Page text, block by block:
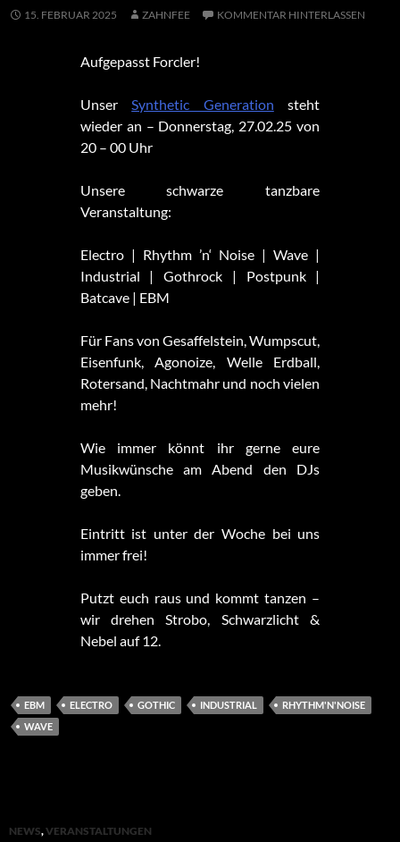
15. FEBRUAR 2025 ZAHNFEE KOMMENTAR HINTERLASSEN
Aufgepasst Forcler!
UnserSynthetic Generation steht
wieder an – Donnerstag, 27.02.25 von
20 – 00 Uhr
Unsere schwarze tanzbare
Veranstaltung:
Electro | Rhythm ’n‘ Noise | Wave |
Industrial | Gothrock | Postpunk |
Batcave | EBM
Für Fans von Gesaffelstein, Wumpscut,
Eisenfunk, Agonoize, Welle Erdball,
Rotersand, Nachtmahr und noch vielen
mehr!
Wie immer könnt ihr gerne eure
Musikwünsche am Abend den DJs
geben.
Eintritt ist unter der Woche bei uns
immer frei!
Putzt euch raus und kommt tanzen –
wir drehen Strobo, Schwarzlicht &
Nebel auf 12.
EBM ELECTRO GOTHIC INDUSTRIAL
RHYTHM'N'NOISE
WAVE
NEWS,VERANSTALTUNGEN